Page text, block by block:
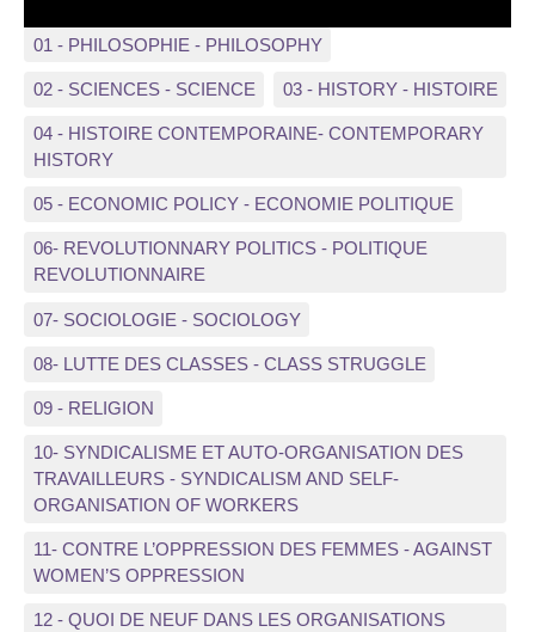
01 - PHILOSOPHIE - PHILOSOPHY
02 - SCIENCES - SCIENCE 03 - HISTORY - HISTOIRE
04 - HISTOIRE CONTEMPORAINE- CONTEMPORARY
HISTORY
05 - ECONOMIC POLICY - ECONOMIE POLITIQUE
06- REVOLUTIONNARY POLITICS - POLITIQUE
REVOLUTIONNAIRE
07- SOCIOLOGIE - SOCIOLOGY
08- LUTTE DES CLASSES - CLASS STRUGGLE
09 - RELIGION
10- SYNDICALISME ET AUTO-ORGANISATION DES
TRAVAILLEURS - SYNDICALISM AND SELF-
ORGANISATION OF WORKERS
11- CONTRE L’OPPRESSION DES FEMMES - AGAINST
WOMEN’S OPPRESSION
12 - QUOI DE NEUF DANS LES ORGANISATIONS